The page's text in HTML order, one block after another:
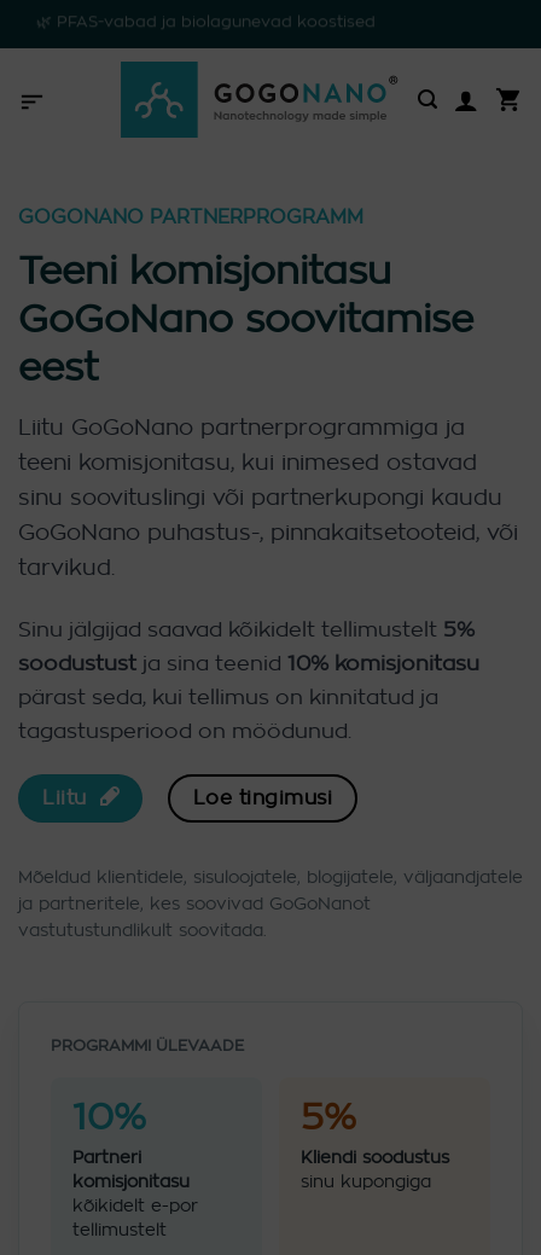
Skip
to
GOGONANO PARTNERPROGRAMM
Teeni komisjonitasu
GoGoNano soovitamise
eest
Liitu GoGoNano partnerprogrammiga ja
teeni komisjonitasu, kui inimesed ostavad
sinu soovituslingi või partnerkupongi kaudu
GoGoNano puhastus-, pinnakaitsetooteid, või
tarvikud.
Sinu jälgijad saavad kõikidelt tellimustelt 5%
soodustust ja sina teenid 10% komisjonitasu
pärast seda, kui tellimus on kinnitatud ja
tagastusperiood on möödunud.
Liitu Loe tingimusi
Mõeldud klientidele, sisuloojatele, blogijatele, väljaandjatele
ja partneritele, kes soovivad GoGoNanot
vastutustundlikult soovitada.
PROGRAMMI ÜLEVAADE
10%
Partneri
komisjonitasu
kõikidelt e-por
tellimustelt
5%
Kliendi soodustus
sinu kupongiga